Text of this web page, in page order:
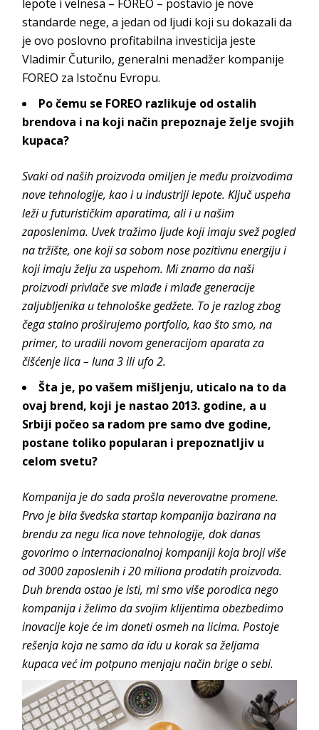
lepote i velnesa – FOREO – postavio je nove
standarde nege, a jedan od ljudi koji su dokazali da
je ovo poslovno profitabilna investicija jeste
Vladimir Čuturilo, generalni menadžer kompanije
FOREO za Istočnu Evropu.
Po čemu se FOREO razlikuje od ostalih
brendova i na koji način prepoznaje želje svojih
kupaca?
Svaki od naših proizvoda omiljen je među proizvodima
nove tehnologije, kao i u industriji lepote. Ključ uspeha
leži u futurističkim aparatima, ali i u našim
zaposlenima. Uvek tražimo ljude koji imaju svež pogled
na tržište, one koji sa sobom nose pozitivnu energiju i
koji imaju želju za uspehom. Mi znamo da naši
proizvodi privlače sve mlađe i mlađe generacije
zaljubljenika u tehnološke gedžete. To je razlog zbog
čega stalno proširujemo portfolio, kao što smo, na
primer, to uradili novom generacijom aparata za
čišćenje lica –luna 3iliufo 2.
Šta je, po vašem mišljenju, uticalo na to da
ovaj brend, koji je nastao 2013. godine, a u
Srbiji počeo sa radom pre samo dve godine,
postane toliko popularan i prepoznatljiv u
celom svetu?
Kompanija je do sada prošla neverovatne promene.
Prvo je bila švedska startap kompanija bazirana na
brendu za negu lica nove tehnologije, dok danas
govorimo o internacionalnoj kompaniji koja broji više
od 3000 zaposlenih i 20 miliona prodatih proizvoda.
Duh brenda ostao je isti, mi smo više porodica nego
kompanija i želimo da svojim klijentima obezbedimo
inovacije koje će im doneti osmeh na licima. Postoje
rešenja koja ne samo da idu u korak sa željama
kupaca već im potpuno menjaju način brige o sebi.